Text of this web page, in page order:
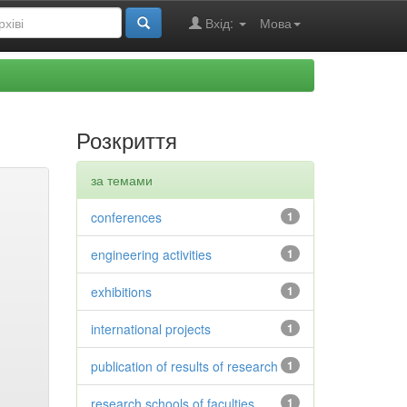
Мова
Вхід:
Розкриття
за темами
1
conferences
1
engineering activities
1
exhibitions
1
international projects
1
publication of results of research
1
research schools of faculties